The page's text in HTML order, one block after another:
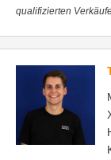
qualifizierten